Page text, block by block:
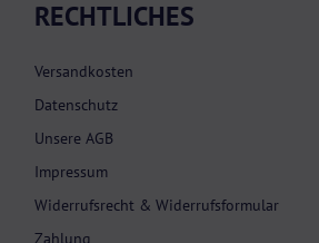
RECHTLICHES
Versandkosten
Datenschutz
Unsere AGB
Impressum
Widerrufsrecht & Widerrufsformular